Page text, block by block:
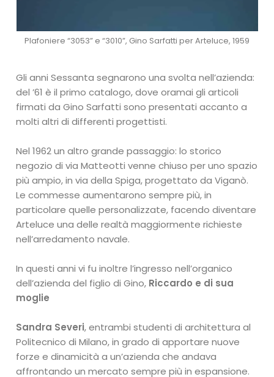
Plafoniere “3053” e “3010”, Gino Sarfatti per Arteluce, 1959
Gli anni Sessanta segnarono una svolta nell’azienda:
del ’61 è il primo catalogo, dove oramai gli articoli
firmati da Gino Sarfatti sono presentati accanto a
molti altri di differenti progettisti.
Nel 1962 un altro grande passaggio: lo storico
negozio di via Matteotti venne chiuso per uno spazio
più ampio, in via della Spiga, progettato da Viganò.
Le commesse aumentarono sempre più, in
particolare quelle personalizzate, facendo diventare
Arteluce una delle realtà maggiormente richieste
nell’arredamento navale.
In questi anni vi fu inoltre l’ingresso nell’organico
dell’azienda del figlio di Gino, Riccardo e di sua
moglie
Sandra Severi, entrambi studenti di architettura al
Politecnico di Milano, in grado di apportare nuove
forze e dinamicità a un’azienda che andava
affrontando un mercato sempre più in espansione.